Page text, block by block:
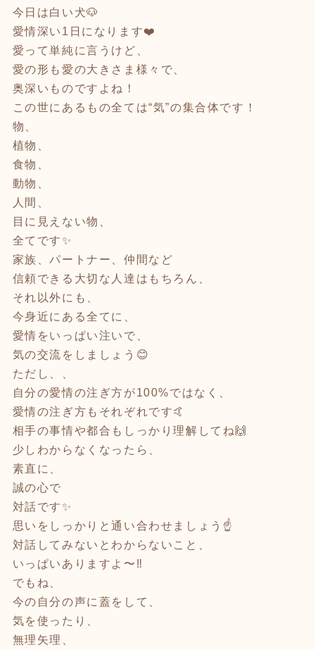
今日は白い犬🐶
愛情深い1日になります❤️
愛って単純に言うけど、
愛の形も愛の大きさま様々で、
奥深いものですよね！
この世にあるもの全ては“気”の集合体です！
物、
植物、
食物、
動物、
人間、
目に見えない物、
全てです✨
家族、パートナー、仲間など
信頼できる大切な人達はもちろん、
それ以外にも、
今身近にある全てに、
愛情をいっぱい注いで、
気の交流をしましょう😊
ただし、、
自分の愛情の注ぎ方が100%ではなく、
愛情の注ぎ方もそれぞれです🤙
相手の事情や都合もしっかり理解してね🙌
少しわからなくなったら、
素直に、
誠の心で
対話です✨
思いをしっかりと通い合わせましょう☝️
対話してみないとわからないこと、
いっぱいありますよ〜‼️
でもね、
今の自分の声に蓋をして、
気を使ったり、
無理矢理、